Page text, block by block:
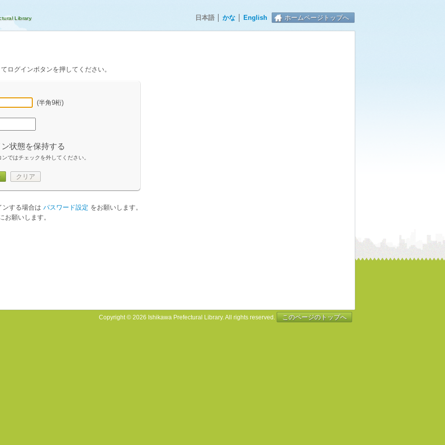
日本語 かな English ホームページトップへ
ログインボタンを押してください。
(半角9桁)
状態を保持する
ではチェックを外してください。
クリア
ンする場合は パスワード設定 をお願いします。
お願いします。
Copyright © 2026 Ishikawa Prefectural Library. All rights reserved. このページのトップへ